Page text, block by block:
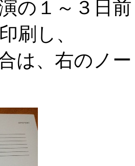
の１～３日
刷し、
は、右のノ